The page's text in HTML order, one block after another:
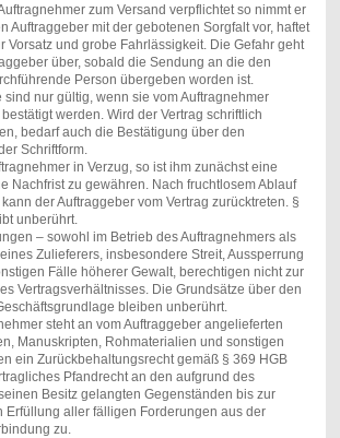
zum Versand verpflichtet so nimmt er
Auftraggeber mit der gebotenen Sorgfalt vor, haftet
Vorsatz und grobe Fahrlässigkeit. Die Gefahr geht
über, sobald die Sendung an die den
Person übergeben worden ist.
sind nur gültig, wenn sie vom Auftragnehmer
werden. Wird der Vertrag schriftlich
bedarf auch die Bestätigung über den
Schriftform.
in Verzug, so ist ihm zunächst eine
Nachfrist zu gewähren. Nach fruchtlosem Ablauf
der Auftraggeber vom Vertrag zurücktreten. §
unberührt.
– sowohl im Betrieb des Auftragnehmers als
Zulieferers, insbesondere Streit, Aussperrung
Fälle höherer Gewalt, berechtigen nicht zur
Vertragsverhältnisses. Die Grundsätze über den
bleiben unberührt.
steht an vom Auftraggeber angelieferten
Manuskripten, Rohmaterialien und sonstigen
ein Zurückbehaltungsrecht gemäß § 369 HGB
Pfandrecht an den aufgrund des
Besitz gelangten Gegenständen bis zur
Erfüllung aller fälligen Forderungen aus der
zu.